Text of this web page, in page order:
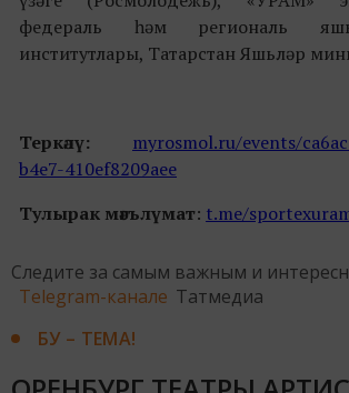
федераль һәм региональ
институтлары, Татарстан Яшьләр
Теркәлү:
myrosmol.ru/events/
b4e7-410ef8209aee
Тулырак мәгълүмат: t.me/
Следите за самым важным и
Telegram-канале Татмедиа
БУ – ТЕМА!